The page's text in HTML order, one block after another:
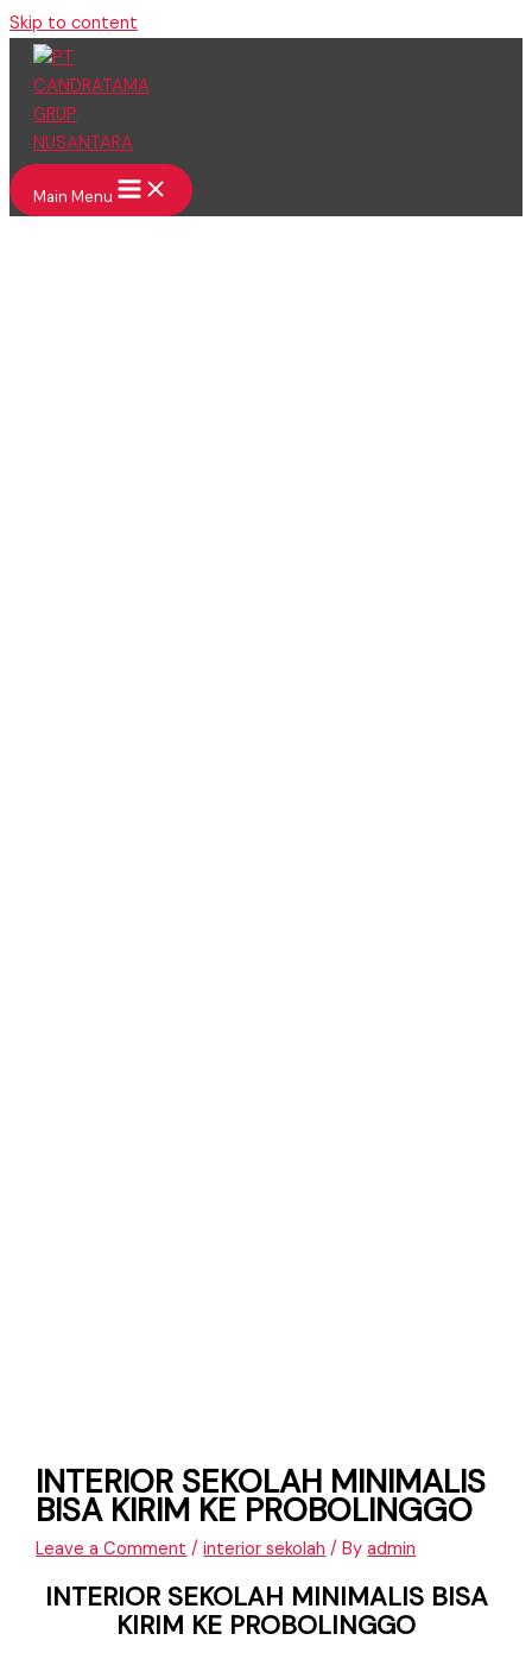
Skip to content
Main Menu
INTERIOR SEKOLAH MINIMALIS
BISA KIRIM KE PROBOLINGGO
Leave a Comment /interior sekolah / Byadmin
INTERIOR SEKOLAH MINIMALIS BISA
KIRIM KE PROBOLINGGO